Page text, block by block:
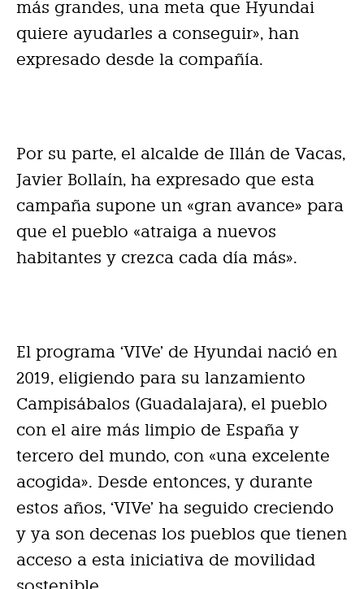
más grandes, una meta que Hyundai
quiere ayudarles a conseguir», han
expresado desde la compañía.
Por su parte, el alcalde de Illán de Vacas,
Javier Bollaín, ha expresado que esta
campaña supone un «gran avance» para
que el pueblo «atraiga a nuevos
habitantes y crezca cada día más».
El programa ‘VIVe’ de Hyundai nació en
2019, eligiendo para su lanzamiento
Campisábalos (Guadalajara), el pueblo
con el aire más limpio de España y
tercero del mundo, con «una excelente
acogida». Desde entonces, y durante
estos años, ‘VIVe’ ha seguido creciendo
y ya son decenas los pueblos que tienen
acceso a esta iniciativa de movilidad